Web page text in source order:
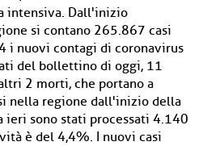
intensiva. Dall'inizio
si contano 265.867 casi
i nuovi contagi di coronavirus
del bollettino di oggi, 11
2 morti, che portano a
nella regione dall'inizio della
ieri sono stati processati 4.140
è del 4,4%. I nuovi casi